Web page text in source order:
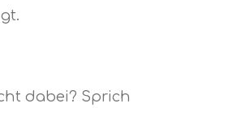
dabei? Sprich